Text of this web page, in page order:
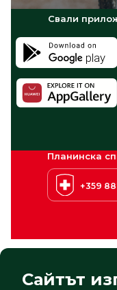
Свали
Планинска
+359
Сайтът